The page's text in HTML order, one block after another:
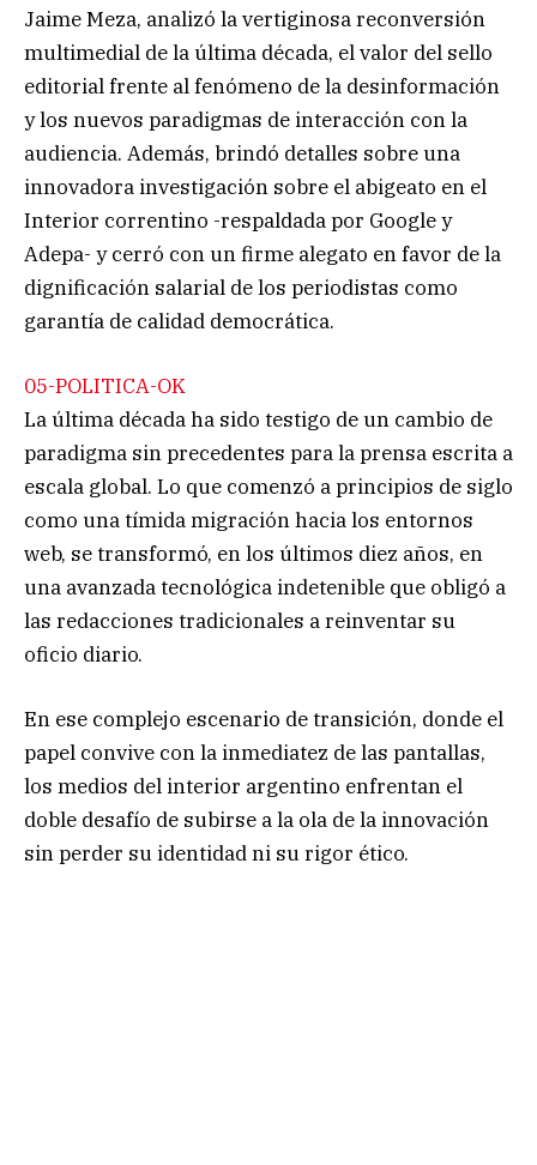
Jaime Meza, analizó la vertiginosa reconversión
multimedial de la última década, el valor del sello
editorial frente al fenómeno de la desinformación
y los nuevos paradigmas de interacción con la
audiencia. Además, brindó detalles sobre una
innovadora investigación sobre el abigeato en el
Interior correntino -respaldada por Google y
Adepa- y cerró con un firme alegato en favor de la
dignificación salarial de los periodistas como
garantía de calidad democrática.
05-POLITICA-OK
La última década ha sido testigo de un cambio de
paradigma sin precedentes para la prensa escrita a
escala global. Lo que comenzó a principios de siglo
como una tímida migración hacia los entornos
web, se transformó, en los últimos diez años, en
una avanzada tecnológica indetenible que obligó a
las redacciones tradicionales a reinventar su
oficio diario.
En ese complejo escenario de transición, donde el
papel convive con la inmediatez de las pantallas,
los medios del interior argentino enfrentan el
doble desafío de subirse a la ola de la innovación
sin perder su identidad ni su rigor ético.